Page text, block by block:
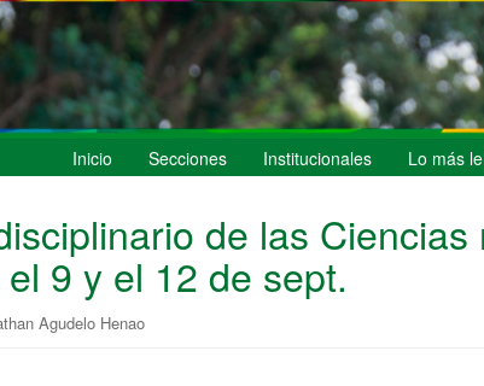
Inicio Secciones Institucionales Lo más
de las
9 y el 12 de sept.
Agudelo Henao